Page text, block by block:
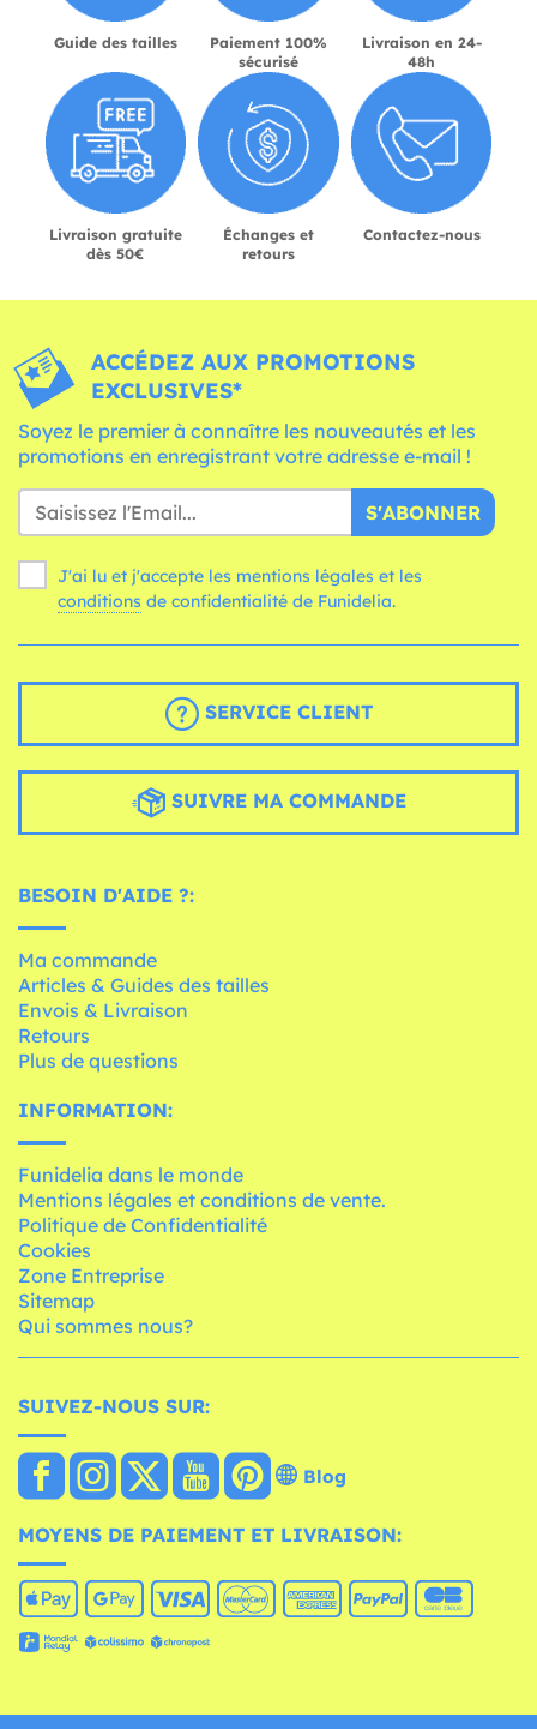
Guide des tailles
Paiement 100%
sécurisé
Livraison en 24-
48h
Livraison gratuite
dès 50€
Échanges et
retours
Contactez-nous
ACCÉDEZ AUX PROMOTIONS
EXCLUSIVES*
Soyez le premier à connaître les nouveautés et les
promotions en enregistrant votre adresse e-mail !
S'ABONNER
J'ai lu et j'accepte les mentions légales et les
conditions de confidentialité de Funidelia.
SERVICE CLIENT
SUIVRE MA COMMANDE
BESOIN D'AIDE ?:
Ma commande
Articles & Guides des tailles
Envois & Livraison
Retours
Plus de questions
INFORMATION:
Funidelia dans le monde
Mentions légales et conditions de vente.
Politique de Confidentialité
Cookies
Zone Entreprise
Sitemap
Qui sommes nous?
SUIVEZ-NOUS SUR:
Blog
MOYENS DE PAIEMENT ET LIVRAISON: